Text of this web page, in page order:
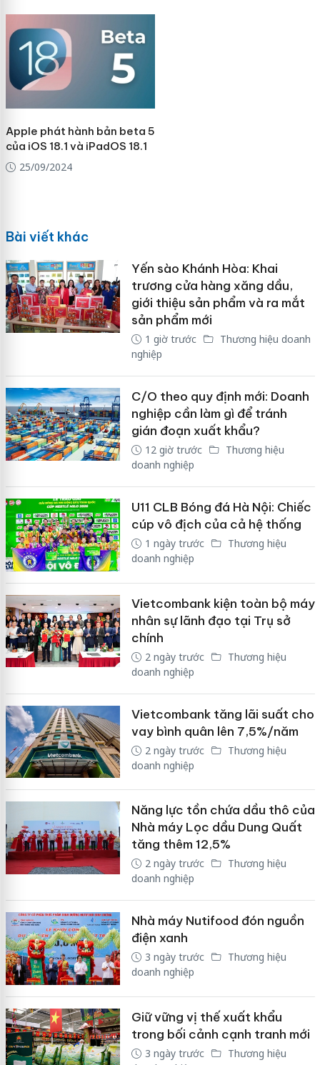
Apple phát hành bản beta 5
của iOS 18.1 và iPadOS 18.1
25/09/2024
Bài viết khác
Yến sào Khánh Hòa: Khai
trương cửa hàng xăng dầu,
giới thiệu sản phẩm và ra mắt
sản phẩm mới
1 giờ trước
Thương hiệu doanh
nghiệp
C/O theo quy định mới: Doanh
nghiệp cần làm gì để tránh
gián đoạn xuất khẩu?
12 giờ trước
Thương hiệu
doanh nghiệp
U11 CLB Bóng đá Hà Nội: Chiếc
cúp vô địch của cả hệ thống
1 ngày trước
Thương hiệu
doanh nghiệp
Vietcombank kiện toàn bộ máy
nhân sự lãnh đạo tại Trụ sở
chính
2 ngày trước
Thương hiệu
doanh nghiệp
Vietcombank tăng lãi suất cho
vay bình quân lên 7,5%/năm
2 ngày trước
Thương hiệu
doanh nghiệp
Năng lực tồn chứa dầu thô của
Nhà máy Lọc dầu Dung Quất
tăng thêm 12,5%
2 ngày trước
Thương hiệu
doanh nghiệp
Nhà máy Nutifood đón nguồn
điện xanh
3 ngày trước
Thương hiệu
doanh nghiệp
Giữ vững vị thế xuất khẩu
trong bối cảnh cạnh tranh mới
3 ngày trước
Thương hiệu